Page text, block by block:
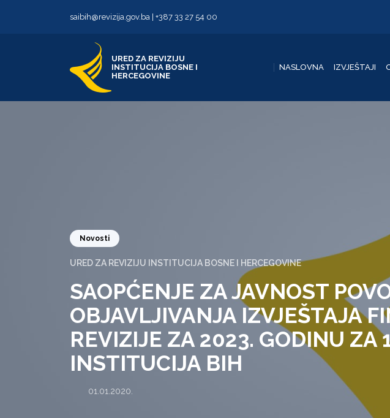
saibih@revizija.gov.ba +387 33 27 54 00
URED ZA REVIZIJU
INSTITUCIJA BOSNE I
HERCEGOVINE
NASLOVNA IZVJEŠTAJI
Novosti
URED ZA REVIZIJU INSTITUCIJA BOSNE I HERCEGOVINE
SAOPĆENJE ZA JAVNOST
OBJAVLJIVANJA IZVJEŠTAJA
REVIZIJE ZA 2023. GODINU ZA
INSTITUCIJA BIH
01.01.2020.